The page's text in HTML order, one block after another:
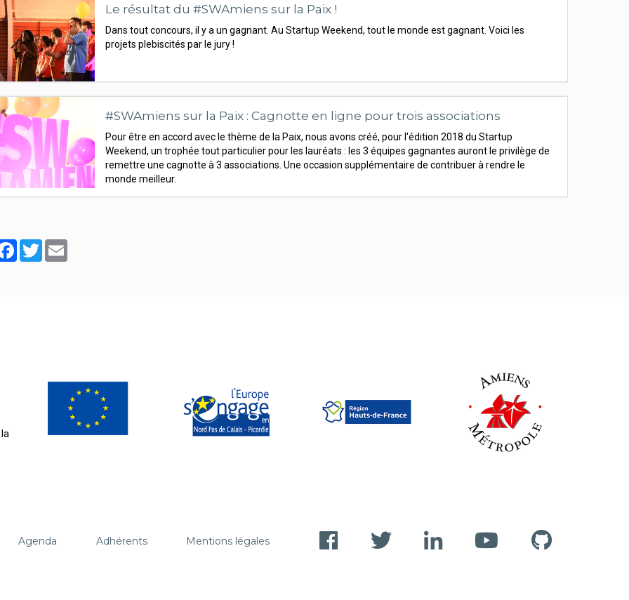
Le résultat du #SWAmiens sur la Paix !
Dans tout concours, il y a un gagnant. Au Startup Weekend, tout le monde est gagnant. Voici les
projets plebiscités par le jury !
#SWAmiens sur la Paix : Cagnotte en ligne pour trois associations
Pour être en accord avec le thème de la Paix, nous avons créé, pour l'édition 2018 du Startup
Weekend, un trophée tout particulier pour les lauréats : les 3 équipes gagnantes auront le privilège de
remettre une cagnotte à 3 associations. Une occasion supplémentaire de contribuer à rendre le
monde meilleur.
Facebook
Twitter
Agenda Adhérents Mentions légales